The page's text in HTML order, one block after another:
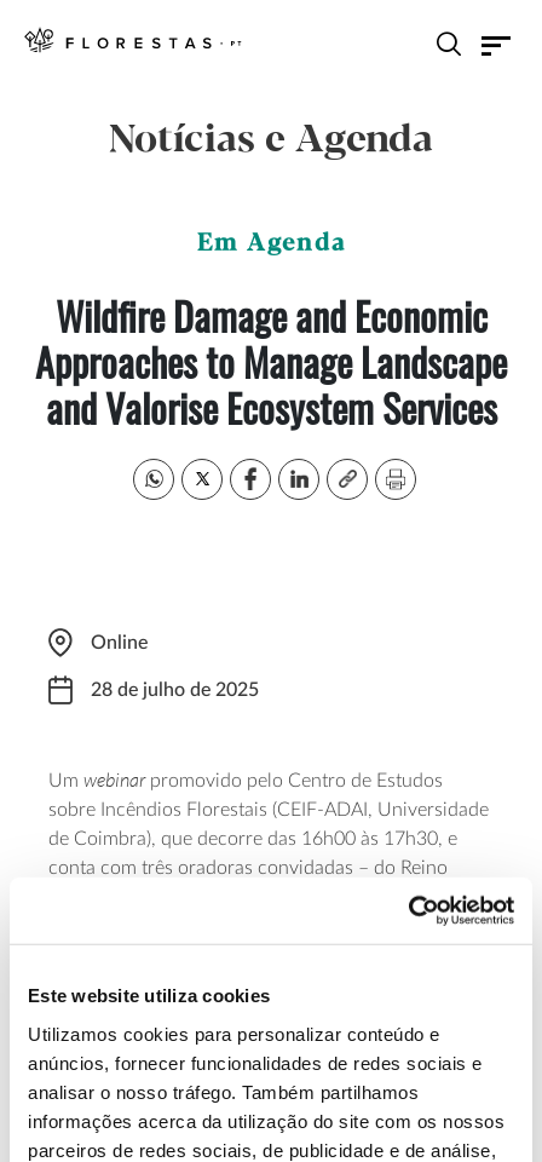
Este website utiliza cookies
Utilizamos cookies para personalizar conteúdo e
anúncios, fornecer funcionalidades de redes sociais e
analisar o nosso tráfego. Também partilhamos
informações acerca da utilização do site com os nossos
parceiros de redes sociais, de publicidade e de análise,
Notícias e Agenda
Em Agenda
Wildfire Damage and Economic
Approaches to Manage Landscape
and Valorise Ecosystem Services
Online
28 de julho de 2025
Um webinarpromovido pelo Centro de Estudos
sobre Incêndios Florestais (CEIF-ADAI, Universidade
de Coimbra), que decorre das 16h00 às 17h30, e
conta com três oradoras convidadas – do Reino
Unido, Estados Unidos e Espanha. Em destaque está
o desenho e implementação de novas soluções para
proteção de valores naturais e redução da carga
combustível. Para participar é necessária inscrição.
Saber mais